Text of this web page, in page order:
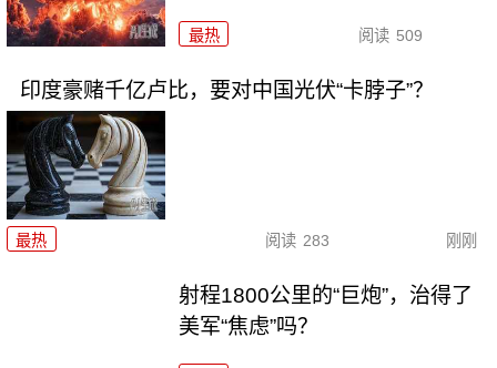
最热 阅读 509
印度豪赌千亿卢比，要对中国光伏“卡脖子”？
最热 阅读 283 刚刚
射程1800公里的“巨炮”，治得了
美军“焦虑”吗？